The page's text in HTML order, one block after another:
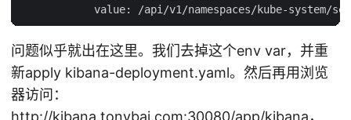
问题似乎就出在这里。我们去掉这个env var，并重
新apply kibana-deployment.yaml。然后再用浏览
器访问：
http://kibana.tonybai.com:30080/app/kibana，